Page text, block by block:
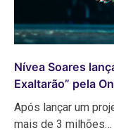
Nívea Soares
Exaltarão” pela
Após lançar um
mais de 3 milhões…